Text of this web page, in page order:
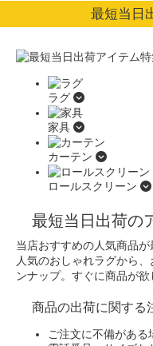
最短当日
ラグ
家具
カーテン
ロールスクリーン
最短当日出荷の
当店おすすめの人気商品が
人気のおしゃれラグから
ンナップ。 すぐに商品が欲
商品の出荷に関する
ご注文に不備があ